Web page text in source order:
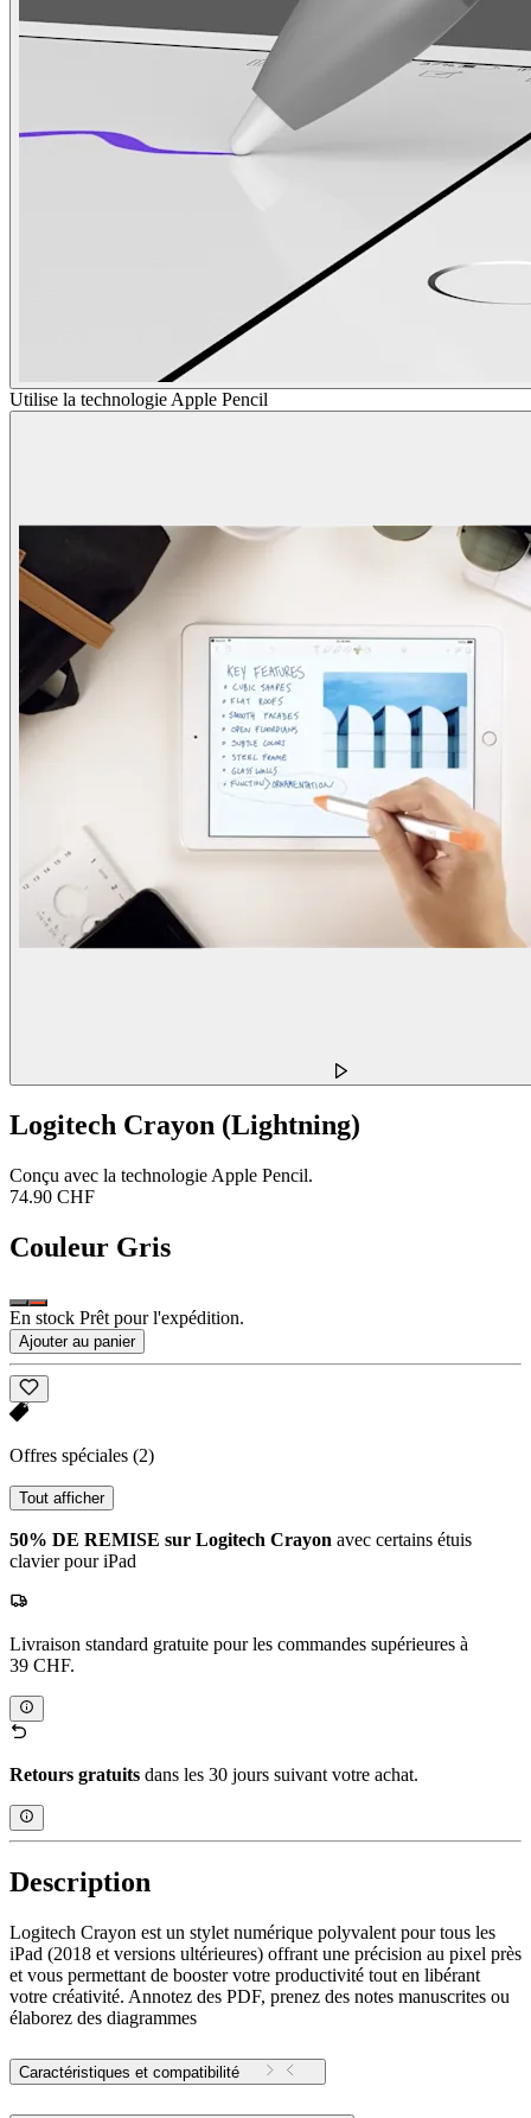
Utilise la technologie Apple Pencil
Logitech Crayon (Lightning)
Conçu avec la technologie Apple Pencil.
74.90 CHF
Couleur Gris
En stock Prêt pour l'expédition.
Ajouter au panier
Offres spéciales (2)
Tout afficher
50% DE REMISE sur Logitech Crayon avec certains étuis
clavier pour iPad
Livraison standard gratuite pour les commandes supérieures à
39 CHF.
Retours gratuits dans les 30 jours suivant votre achat.
Description
Logitech Crayon est un stylet numérique polyvalent pour tous les
iPad (2018 et versions ultérieures) offrant une précision au pixel près
et vous permettant de booster votre productivité tout en libérant
votre créativité. Annotez des PDF, prenez des notes manuscrites ou
élaborez des diagrammes
Caractéristiques et compatibilité